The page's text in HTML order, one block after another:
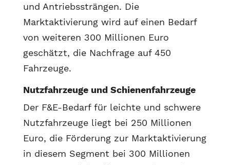
und Antriebssträngen. Die
Marktaktivierung wird auf einen Bedarf
von weiteren 300 Millionen Euro
geschätzt, die Nachfrage auf 450
Fahrzeuge.
Nutzfahrzeuge und Schienenfahrzeuge
Der F&E-Bedarf für leichte und schwere
Nutzfahrzeuge liegt bei 250 Millionen
Euro, die Förderung zur Marktaktivierung
in diesem Segment bei 300 Millionen